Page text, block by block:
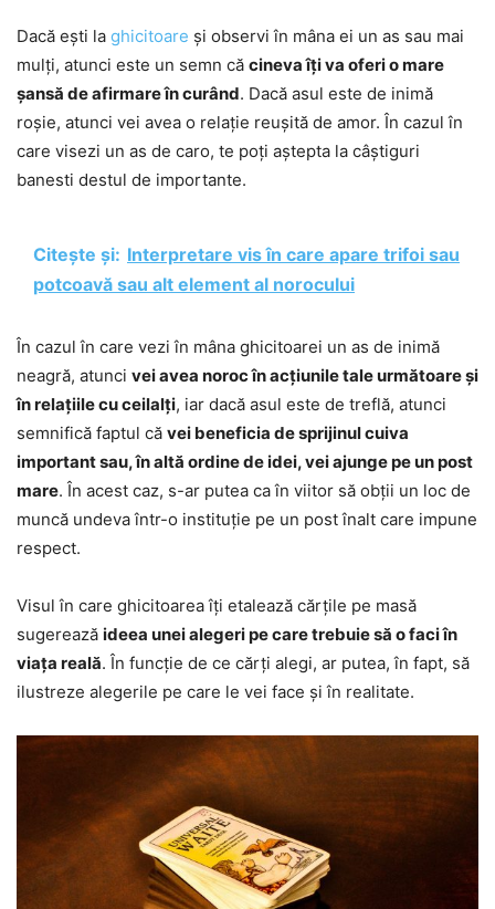
Dacă ești la ghicitoare și observi în mâna ei un as sau mai
mulți, atunci este un semn că cineva îți va oferi o mare
șansă de afirmare în curând. Dacă asul este de inimă
roșie, atunci vei avea o relație reușită de amor. În cazul în
care visezi un as de caro, te poți aștepta la câștiguri
banesti destul de importante.
Citește și: Interpretare vis în care apare trifoi sau
potcoavă sau alt element al norocului
În cazul în care vezi în mâna ghicitoarei un as de inimă
neagră, atunci vei avea noroc în acțiunile tale următoare și
în relațiile cu ceilalți, iar dacă asul este de treflă, atunci
semnifică faptul că vei beneficia de sprijinul cuiva
important sau, în altă ordine de idei, vei ajunge pe un post
mare. În acest caz, s-ar putea ca în viitor să obții un loc de
muncă undeva într-o instituție pe un post înalt care impune
respect.
Visul în care ghicitoarea îți etalează cărțile pe masă
sugerează ideea unei alegeri pe care trebuie să o faci în
viața reală. În funcție de ce cărți alegi, ar putea, în fapt, să
ilustreze alegerile pe care le vei face și în realitate.